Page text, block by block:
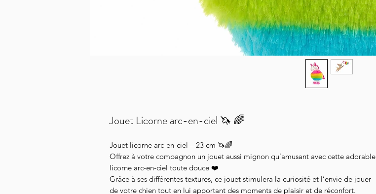
Jouet Licorne arc-en-ciel 🦄 🌈
Jouet licorne arc-en-ciel – 23 cm 🦄🌈
Offrez à votre compagnon un jouet aussi mignon qu’amusant avec cette adorable
licorne arc-en-ciel toute douce ❤️
Grâce à ses différentes textures, ce jouet stimulera la curiosité et l’envie de jouer
de votre chien tout en lui apportant des moments de plaisir et de réconfort.